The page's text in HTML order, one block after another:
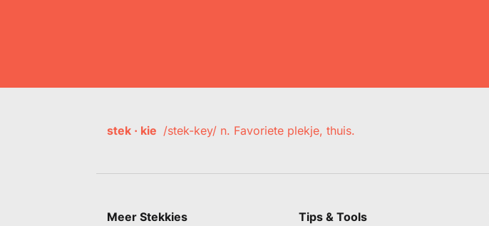
stek · kie /stek-key/ n. Favoriete plekje, thuis.
Meer Stekkies Tips & Tools